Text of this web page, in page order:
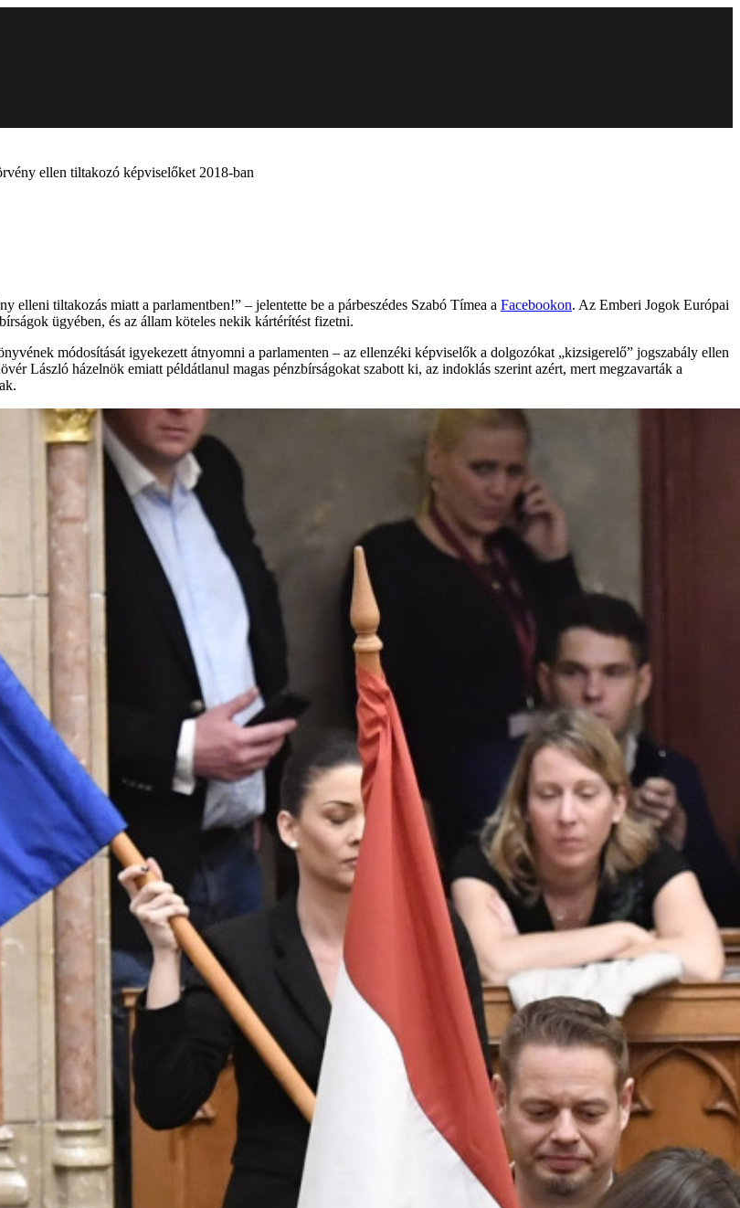
ellen tiltakozó képviselőket 2018-ban
elleni tiltakozás miatt a parlamentben!” – jelentette be a párbeszédes Szabó Tímea a Facebookon. Az Emberi Jogok Európai
ügyében, és az állam köteles nekik kártérítést fizetni.
módosítását igyekezett átnyomni a parlamenten – az ellenzéki képviselők a dolgozókat „kizsigerelő” jogszabály ellen
László házelnök emiatt példátlanul magas pénzbírságokat szabott ki, az indoklás szerint azért, mert megzavarták a